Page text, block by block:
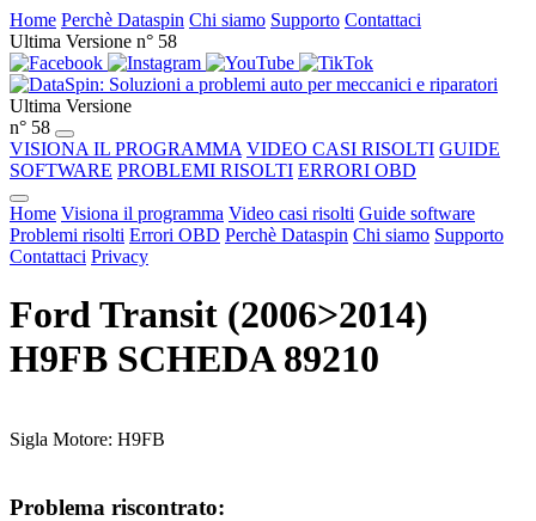
Home Perchè Dataspin Chi siamo Supporto Contattaci
Ultima Versione n° 58
Ultima Versione
n° 58
VISIONA IL PROGRAMMA VIDEO CASI RISOLTI GUIDE
SOFTWARE PROBLEMI RISOLTI ERRORI OBD
Home Visiona il programma Video casi risolti Guide software
Problemi risolti Errori OBD Perchè Dataspin Chi siamo Supporto
Contattaci Privacy
Ford Transit (2006>2014)
H9FB SCHEDA 89210
Sigla Motore: H9FB
Problema riscontrato: